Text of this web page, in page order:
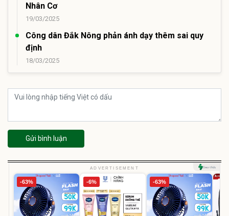
Nhân Cơ
19/03/2025
Công dân Đắk Nông phản ánh dạy thêm sai quy
định
18/03/2025
Gửi bình luận
ADVERTISEMENT
-63% -6% -63%